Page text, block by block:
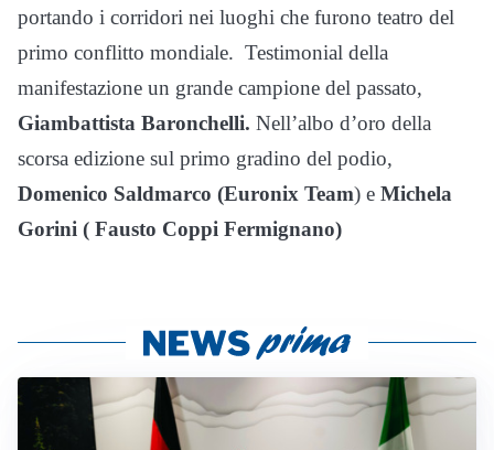
portando i corridori nei luoghi che furono teatro del
primo conflitto mondiale. Testimonial della
manifestazione un grande campione del passato,
Giambattista Baronchelli. Nell’albo d’oro della
scorsa edizione sul primo gradino del podio,
Domenico Saldmarco (Euronix Team) e Michela
Gorini ( Fausto Coppi Fermignano)